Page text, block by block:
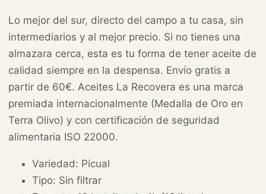
Lo mejor del sur, directo del campo a tu casa, sin
intermediarios y al mejor precio. Si no tienes una
almazara cerca, esta es tu forma de tener aceite de
calidad siempre en la despensa. Envío gratis a
partir de 60€. Aceites La Recovera es una marca
premiada internacionalmente (Medalla de Oro en
Terra Olivo) y con certificación de seguridad
alimentaria ISO 22000.
Variedad: Picual
Tipo: Sin filtrar